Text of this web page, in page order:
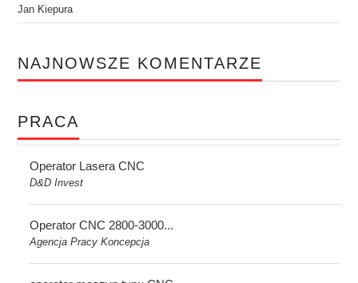
Jan Kiepura
NAJNOWSZE KOMENTARZE
PRACA
Operator Lasera CNC
D&D Invest
Operator CNC 2800-3000...
Agencja Pracy Koncepcja